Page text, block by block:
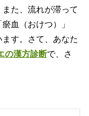
た、流れが滞って
血（おけつ）」
ます。さて、あなた
の漢方診断で、さ